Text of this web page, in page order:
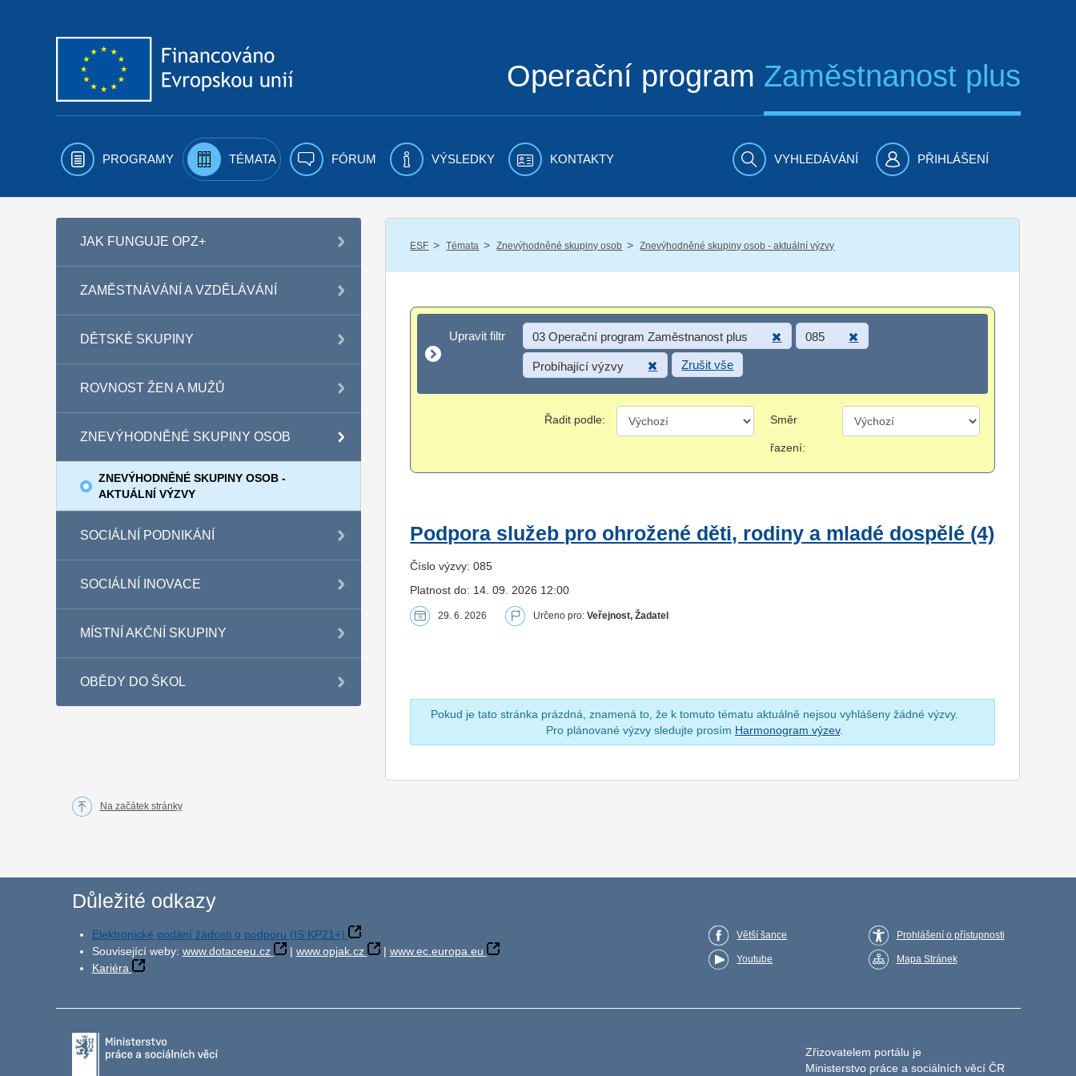
Operační program Zaměstnanost plus
PROGRAMY TÉMATA FÓRUM VÝSLEDKY KONTAKTY VYHLEDÁVÁNÍ PŘIHLÁŠENÍ
JAK FUNGUJE OPZ+
ZAMĚSTNÁVÁNÍ A VZDĚLÁVÁNÍ
DĚTSKÉ SKUPINY
ROVNOST ŽEN A MUŽŮ
ZNEVÝHODNĚNÉ SKUPINY OSOB
ZNEVÝHODNĚNÉ SKUPINY OSOB -
AKTUÁLNÍ VÝZVY
SOCIÁLNÍ PODNIKÁNÍ
SOCIÁLNÍ INOVACE
MÍSTNÍ AKČNÍ SKUPINY
OBĚDY DO ŠKOL
ESF / Témata / Znevýhodněné skupiny osob / Znevýhodněné skupiny osob - aktuální výzvy
Upravit filtr
Upravit filtr 03 Operační program Zaměstnanost plus 085
Probíhající výzvy Zrušit vše
Řadit podle: Směr
řazení:
Podpora služeb pro ohrožené děti, rodiny a mladé dospělé (4)
Číslo výzvy: 085
Platnost do: 14. 09. 2026 12:00
29. 6. 2026 Určeno pro:Veřejnost, Žadatel
Pokud je tato stránka prázdná, znamená to, že k tomuto tématu aktuálně nejsou vyhlášeny žádné výzvy.
Pro plánované výzvy sledujte prosím Harmonogram výzev.
Na začátek stránky
Důležité odkazy
Elektronické podání žádosti o podporu (IS KP21+)
Související weby: www.dotaceeu.cz | www.opjak.cz | www.ec.europa.eu
Kariéra
Větší šance
Youtube
Prohlášení o přístupnosti
Mapa Stránek
Zřizovatelem portálu je
Ministerstvo práce a sociálních věcí ČR